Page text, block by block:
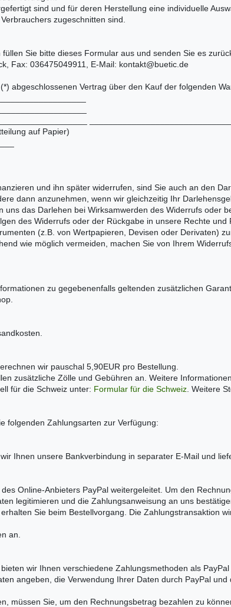
sind und für deren Herstellung eine individuelle
zugeschnitten sind.
Sie bitte dieses Formular aus und senden Sie es
Fax: 036475049911, E-Mail: kontakt@buetic.de
abgeschlossenen Vertrag über den Kauf der folgenden
auf Papier)
und ihn später widerrufen, sind Sie auch an den
dann anzunehmen, wenn wir gleichzeitig Ihr
uns das Darlehen bei Wirksamwerden des Widerrufs oder
des Widerrufs oder der Rückgabe in unsere Rechte
(z.B. von Wertpapieren, Devisen oder Derivaten)
wie möglich vermeiden, machen Sie von Ihrem
zu gegebenenfalls geltenden zusätzlichen
wir pauschal 5,90EUR pro Bestellung.
zusätzliche Zölle und Gebühren an. Weitere
für die Schweiz unter: Formular für die Schweiz . Weitere
folgenden Zahlungsarten zur Verfügung:
Ihnen unsere Bankverbindung in separater E-Mail und
Online-Anbieters PayPal weitergeleitet. Um den
legitimieren und die Zahlungsanweisung an uns
Sie beim Bestellvorgang. Die Zahlungstransaktion
an.
wir Ihnen verschiedene Zahlungsmethoden als
angeben, die Verwendung Ihrer Daten durch PayPal
müssen Sie, um den Rechnungsbetrag bezahlen zu